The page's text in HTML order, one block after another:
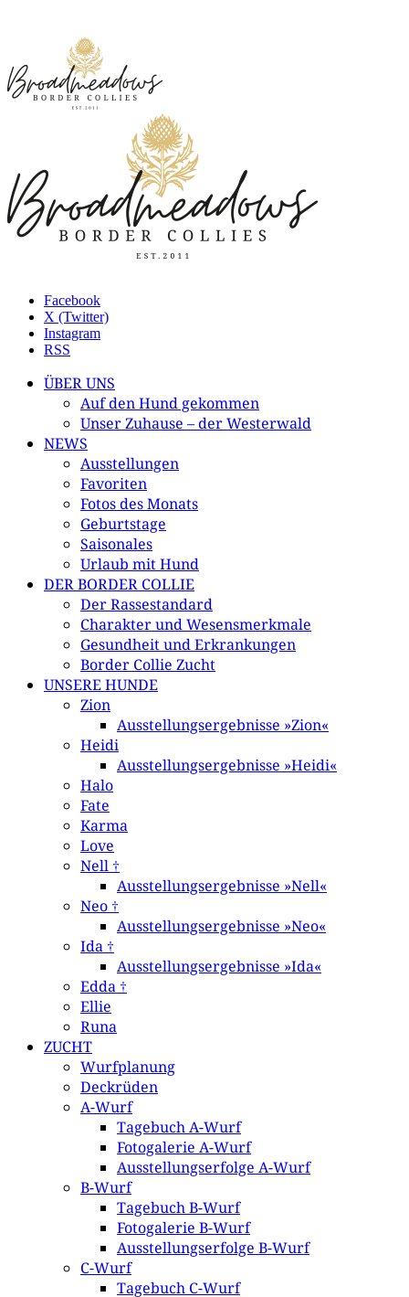
Facebook
X (Twitter)
Instagram
RSS
ÜBER UNS
Auf den Hund gekommen
Unser Zuhause – der Westerwald
NEWS
Ausstellungen
Favoriten
Fotos des Monats
Geburtstage
Saisonales
Urlaub mit Hund
DER BORDER COLLIE
Der Rassestandard
Charakter und Wesensmerkmale
Gesundheit und Erkrankungen
Border Collie Zucht
UNSERE HUNDE
Zion
Ausstellungsergebnisse »Zion«
Heidi
Ausstellungsergebnisse »Heidi«
Halo
Fate
Karma
Love
Nell †
Ausstellungsergebnisse »Nell«
Neo †
Ausstellungsergebnisse »Neo«
Ida †
Ausstellungsergebnisse »Ida«
Edda †
Ellie
Runa
ZUCHT
Wurfplanung
Deckrüden
A-Wurf
Tagebuch A-Wurf
Fotogalerie A-Wurf
Ausstellungserfolge A-Wurf
B-Wurf
Tagebuch B-Wurf
Fotogalerie B-Wurf
Ausstellungserfolge B-Wurf
C-Wurf
Tagebuch C-Wurf